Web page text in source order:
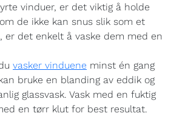
vinduer, er det viktig å holde
de ikke kan snus slik som et
, er det enkelt å vaske dem med en
vasker vinduene minst én gang
bruke en blanding av eddik og
glassvask. Vask med en fuktig
en tørr klut for best resultat.